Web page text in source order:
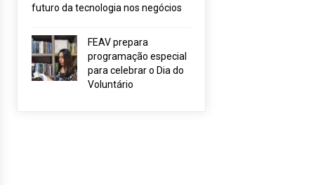
futuro da tecnologia nos negócios
FEAV prepara
programação especial
para celebrar o Dia do
Voluntário